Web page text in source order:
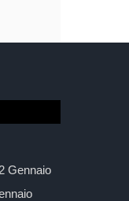
Gennaio